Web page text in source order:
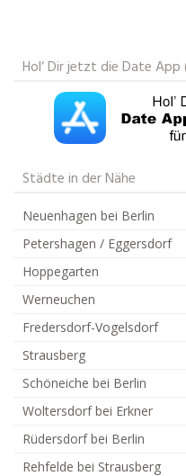
Hol‘ Dir jetzt die Date
Städte in der Nähe
Neuenhagen bei Berlin
Petershagen / Eggersdorf
Hoppegarten
Werneuchen
Fredersdorf-Vogelsdorf
Strausberg
Schöneiche bei Berlin
Woltersdorf bei Erkner
Rüdersdorf bei Berlin
Rehfelde bei Strausberg